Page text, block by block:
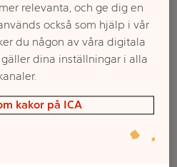
relevanta, och ge dig en
också som hjälp i vår
du någon av våra digitala
dina inställningar i alla
kakor på ICA